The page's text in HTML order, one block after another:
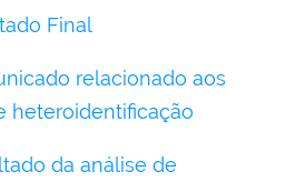
Final
relacionado aos
heteroidentificação
da análise de